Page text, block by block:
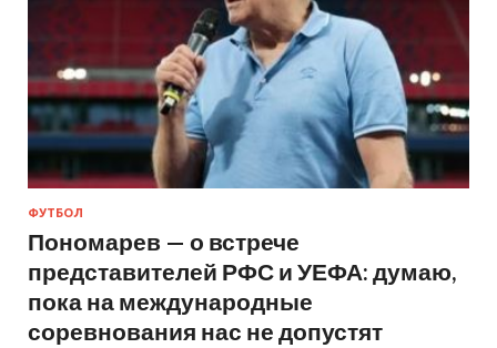
ФУТБОЛ
Пономарев — о встрече
представителей РФС и УЕФА: думаю,
пока на международные
соревнования нас не допустят